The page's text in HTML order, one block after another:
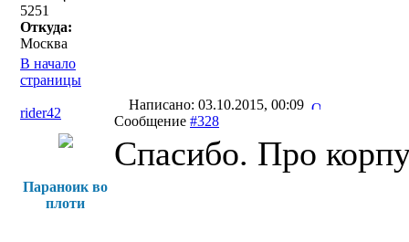
5251
Откуда:
Москва
В начало
страницы
rider42
Написано: 03.10.2015, 00:09
Сообщение #328
Параноик во
плоти
Спасибо. Про